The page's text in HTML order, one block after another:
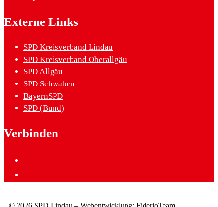
Externe Links
SPD Kreisverband Lindau
SPD Kreisverband Oberallgäu
SPD Allgäu
SPD Schwaben
BayernSPD
SPD (Bund)
Verbinden